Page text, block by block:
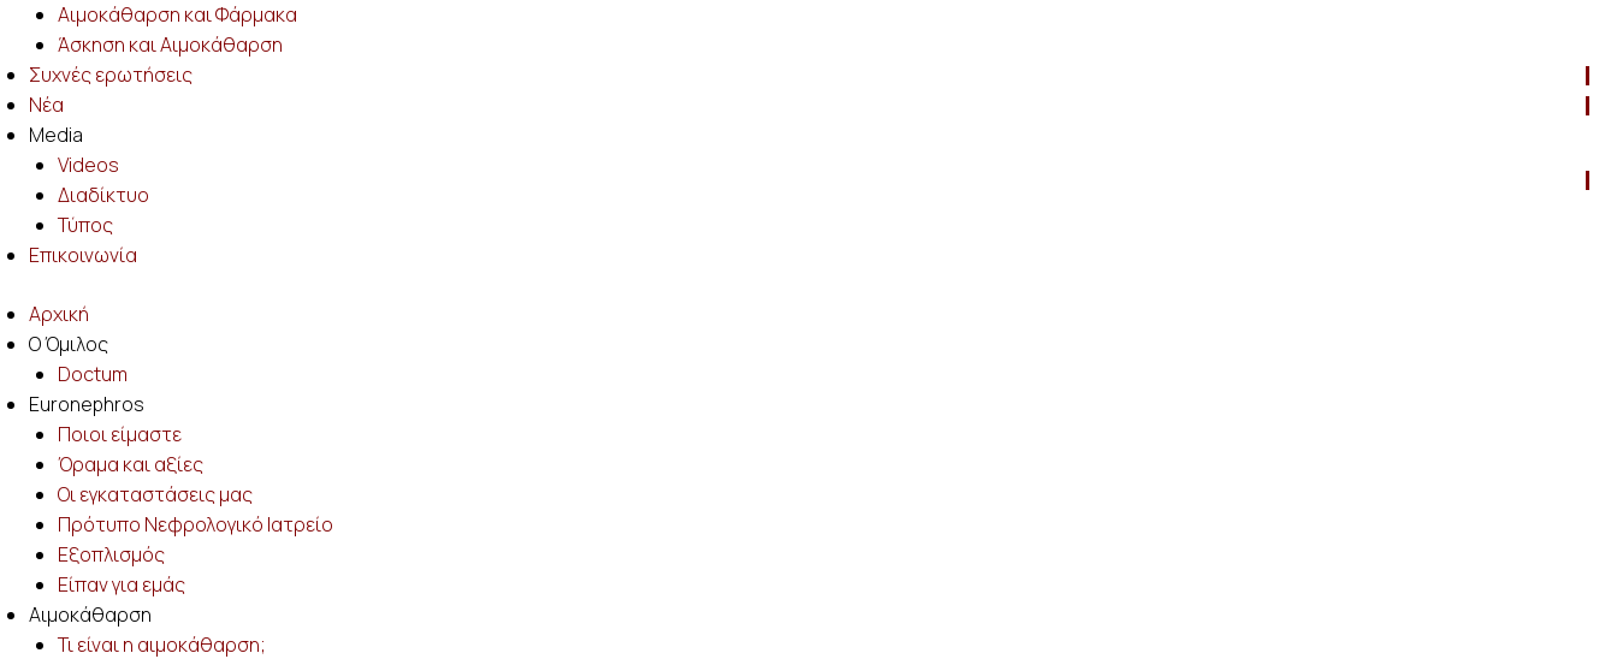
Αιμοκάθαρση και Φάρμακα
Άσκηση και Αιμοκάθαρση
Συχνές ερωτήσεις
Νέα
Media
Videos
Διαδίκτυο
Τύπος
Επικοινωνία
Αρχική
Ο Όμιλος
Doctum
Euronephros
Ποιοι είμαστε
Όραμα και αξίες
Οι εγκαταστάσεις μας
Πρότυπο Νεφρολογικό Ιατρείο
Eξοπλισμός
Είπαν για εμάς
Αιμοκάθαρση
Τι είναι η αιμοκάθαρση;